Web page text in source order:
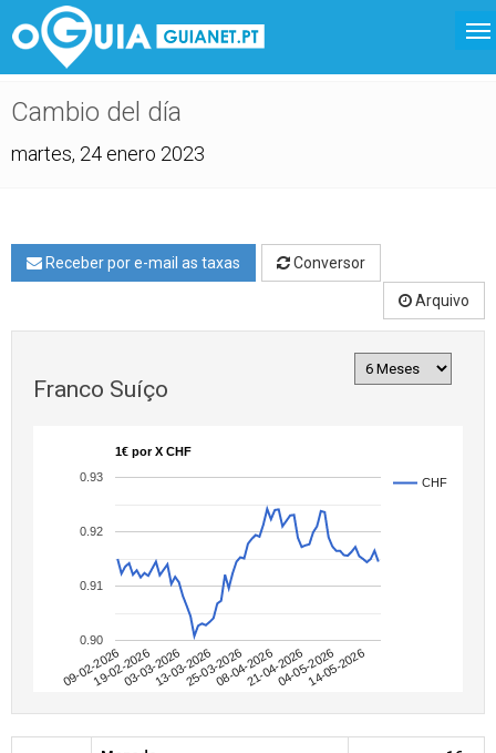
Cambio del día
martes, 24 enero 2023
Receber por e-mail as taxas Conversor
Arquivo
Franco Suíço
1€ por X CHF
CHF
09-02-202619-02-202603-03-202613-03-202625-03-202608-04-202621-04-202604-05-202614-05-2026
0.90
0.91
0.92
0.93